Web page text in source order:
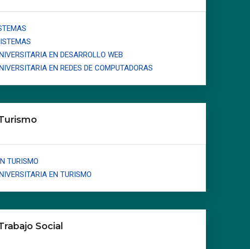
EN DESARROLLO WEB
EN REDES DE COMPUTADORAS
TURISMO
EN TURISMO
Social